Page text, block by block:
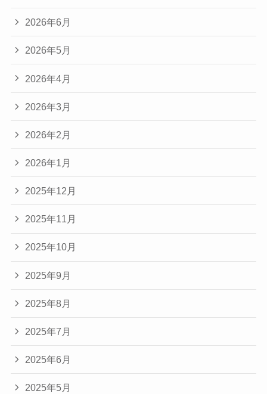
2026年6月
2026年5月
2026年4月
2026年3月
2026年2月
2026年1月
2025年12月
2025年11月
2025年10月
2025年9月
2025年8月
2025年7月
2025年6月
2025年5月